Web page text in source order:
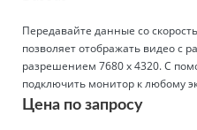
Передавайте данные со
позволяет отображать видео с
разрешением 7680 x 4320. С
подключить монитор к любому
Цена по запросу